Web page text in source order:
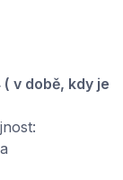
v době, kdy je